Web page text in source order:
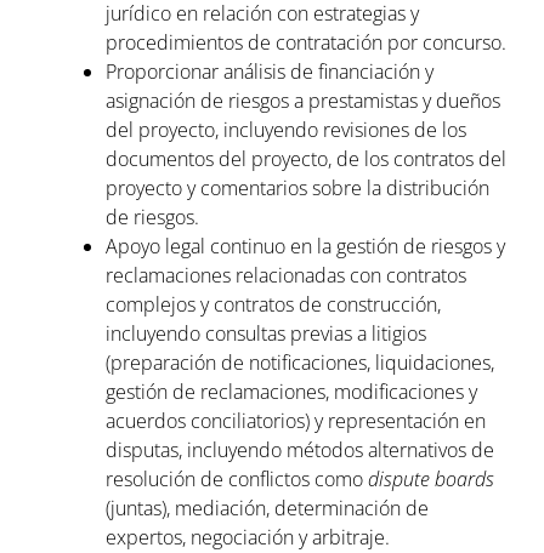
jurídico en relación con estrategias y
procedimientos de contratación por concurso.
Proporcionar análisis de financiación y
asignación de riesgos a prestamistas y dueños
del proyecto, incluyendo revisiones de los
documentos del proyecto, de los contratos del
proyecto y comentarios sobre la distribución
de riesgos.
Apoyo legal continuo en la gestión de riesgos y
reclamaciones relacionadas con contratos
complejos y contratos de construcción,
incluyendo consultas previas a litigios
(preparación de notificaciones, liquidaciones,
gestión de reclamaciones, modificaciones y
acuerdos conciliatorios) y representación en
disputas, incluyendo métodos alternativos de
resolución de conflictos comodispute boards
(juntas), mediación, determinación de
expertos, negociación y arbitraje.